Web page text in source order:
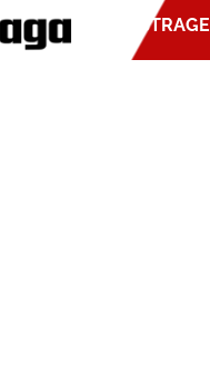
ISTRAGE